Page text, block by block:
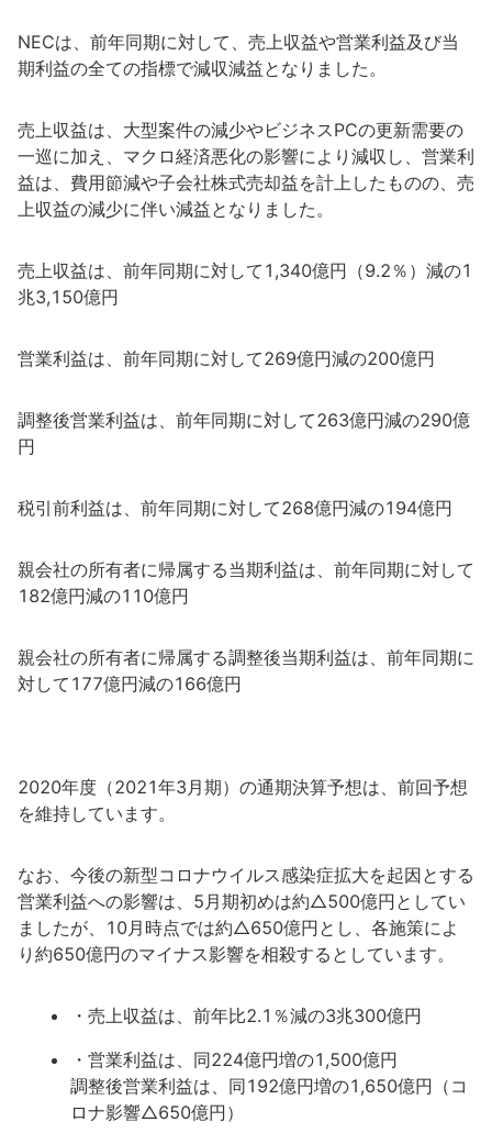
NECは、前年同期に対して、売上収益や営業利益及び当
期利益の全ての指標で減収減益となりました。
売上収益は、大型案件の減少やビジネスPCの更新需要の
一巡に加え、マクロ経済悪化の影響により減収し、営業利
益は、費用節減や子会社株式売却益を計上したものの、売
上収益の減少に伴い減益となりました。
売上収益は、前年同期に対して1,340億円（9.2％）減の1
兆3,150億円
営業利益は、前年同期に対して269億円減の200億円
調整後営業利益は、前年同期に対して263億円減の290億
円
税引前利益は、前年同期に対して268億円減の194億円
親会社の所有者に帰属する当期利益は、前年同期に対して
182億円減の110億円
親会社の所有者に帰属する調整後当期利益は、前年同期に
対して177億円減の166億円
2020年度（2021年3月期）の通期決算予想は、前回予想
を維持しています。
なお、今後の新型コロナウイルス感染症拡大を起因とする
営業利益への影響は、5月期初めは約△500億円としてい
ましたが、10月時点では約△650億円とし、各施策によ
り約650億円のマイナス影響を相殺するとしています。
・売上収益は、前年比2.1％減の3兆300億円
・営業利益は、同224億円増の1,500億円
調整後営業利益は、同192億円増の1,650億円（コ
ロナ影響△650億円）